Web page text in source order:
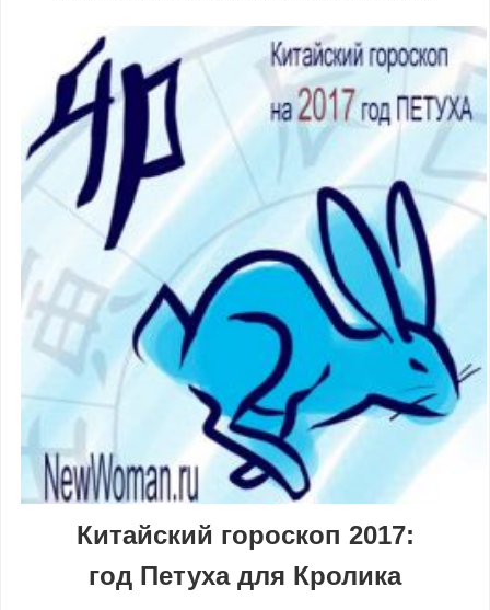
Китайский гороскоп 2017:
год Петуха для Кролика